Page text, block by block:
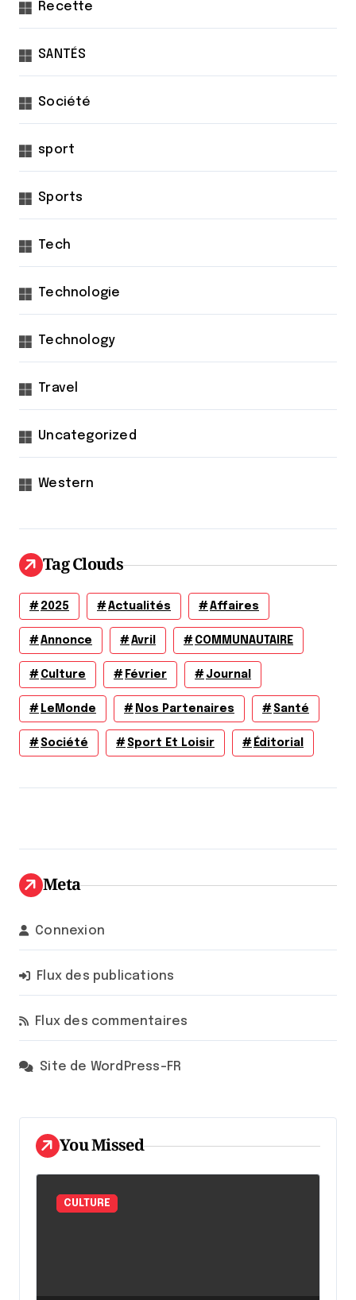
Recette
SANTÉS
Société
sport
Sports
Tech
Technologie
Technology
Travel
Uncategorized
Western
Tag Clouds
2025 Actualités Affaires
Annonce Avril COMMUNAUTAIRE
Culture Février Journal
LeMonde Nos Partenaires Santé
Société Sport Et Loisir Éditorial
Meta
Connexion
Flux des publications
Flux des commentaires
Site de WordPress-FR
You Missed
CULTURE